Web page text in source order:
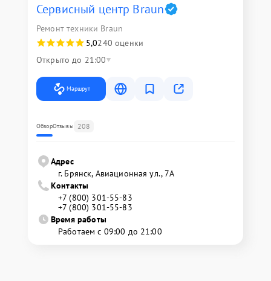
Сервисный центр Braun
Ремонт техники Braun
5,0240 оценки
Открыто до 21:00
Маршрут
ОбзорОтзывы 208
Адрес
г. Брянск, Авиационная ул., 7А
Контакты
+7 (800) 301-55-83
+7 (800) 301-55-83
Время работы
Работаем с 09:00 до 21:00